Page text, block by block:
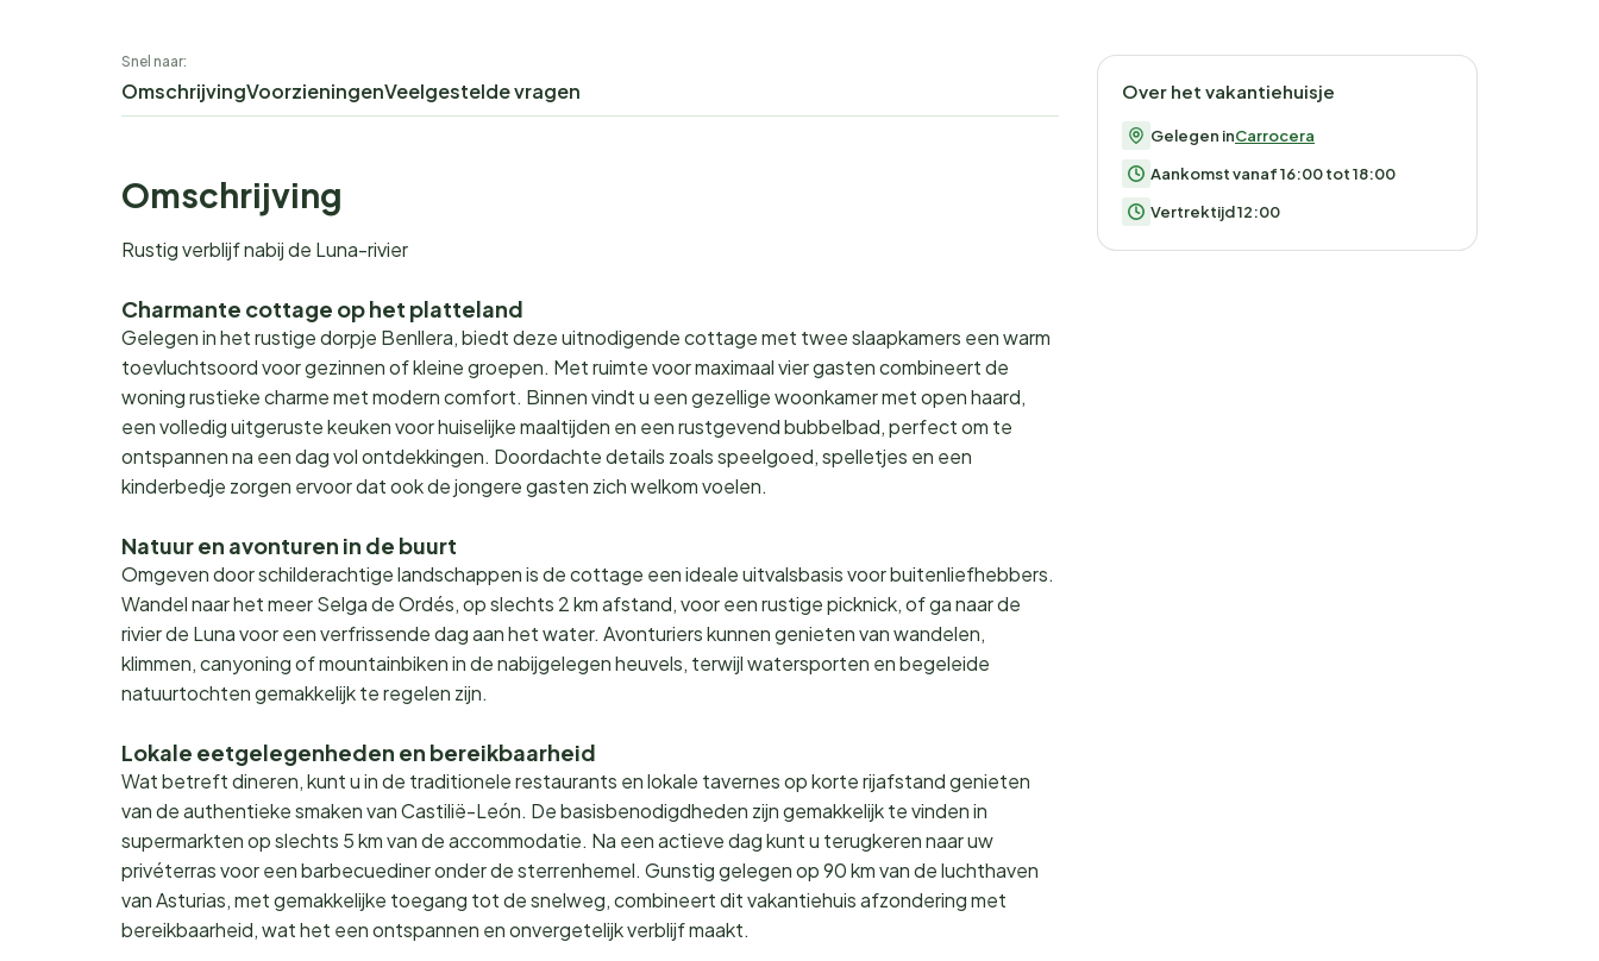
Snel naar:
OmschrijvingVoorzieningenVeelgestelde vragen
Omschrijving
Rustig verblijf nabij de Luna-rivier
Charmante cottage op het platteland
Gelegen in het rustige dorpje Benllera, biedt deze uitnodigende cottage met twee slaapkamers een warm
toevluchtsoord voor gezinnen of kleine groepen. Met ruimte voor maximaal vier gasten combineert de
woning rustieke charme met modern comfort. Binnen vindt u een gezellige woonkamer met open haard,
een volledig uitgeruste keuken voor huiselijke maaltijden en een rustgevend bubbelbad, perfect om te
ontspannen na een dag vol ontdekkingen. Doordachte details zoals speelgoed, spelletjes en een
kinderbedje zorgen ervoor dat ook de jongere gasten zich welkom voelen.
Natuur en avonturen in de buurt
Omgeven door schilderachtige landschappen is de cottage een ideale uitvalsbasis voor buitenliefhebbers.
Wandel naar het meer Selga de Ordés, op slechts 2 km afstand, voor een rustige picknick, of ga naar de
rivier de Luna voor een verfrissende dag aan het water. Avonturiers kunnen genieten van wandelen,
klimmen, canyoning of mountainbiken in de nabijgelegen heuvels, terwijl watersporten en begeleide
natuurtochten gemakkelijk te regelen zijn.
Lokale eetgelegenheden en bereikbaarheid
Wat betreft dineren, kunt u in de traditionele restaurants en lokale tavernes op korte rijafstand genieten
van de authentieke smaken van Castilië-León. De basisbenodigdheden zijn gemakkelijk te vinden in
supermarkten op slechts 5 km van de accommodatie. Na een actieve dag kunt u terugkeren naar uw
privéterras voor een barbecuediner onder de sterrenhemel. Gunstig gelegen op 90 km van de luchthaven
van Asturias, met gemakkelijke toegang tot de snelweg, combineert dit vakantiehuis afzondering met
bereikbaarheid, wat het een ontspannen en onvergetelijk verblijf maakt.
Over het vakantiehuisje
Gelegen inCarrocera
Aankomst vanaf 16:00 tot 18:00
Vertrektijd 12:00